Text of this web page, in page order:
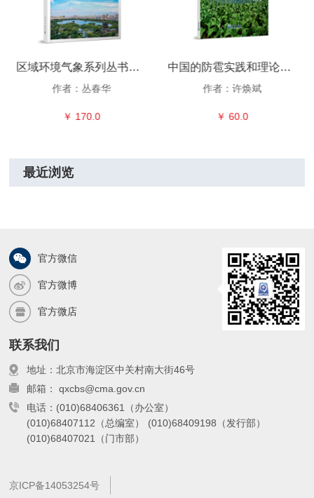
区域环境气象系列丛书：山东环境气象监测与预报
作者：丛春华
￥ 170.0
中国的防雹实践和理论提炼
作者：许焕斌
￥ 60.0
最近浏览
官方微信
官方微博
官方微店
联系我们
地址：北京市海淀区中关村南大街46号
邮箱： qxcbs@cma.gov.cn
电话：(010)68406361（办公室）
(010)68407112（总编室）
(010)68409198（发行部）
(010)68407021（门市部）
京ICP备14053254号